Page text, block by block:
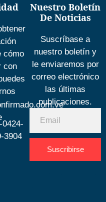
cómo
con
0424-
3904
Nuestro Boletín
De Noticias
Suscríbase a
nuestro boletín y
le enviaremos por
correo electrónico
las últimas
publicaciones.
Suscribirse